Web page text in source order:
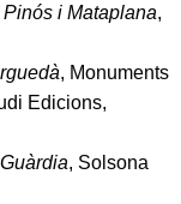
i Mataplana,
, Monuments
Edicions,
, Solsona